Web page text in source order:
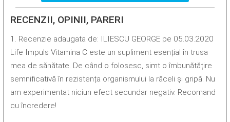
RECENZII, OPINII, PARERI
1. Recenzie adaugata de: ILIESCU GEORGE pe 05.03.2020
Life Impuls Vitamina C este un supliment esențial în trusa
mea de sănătate. De când o folosesc, simt o îmbunătățire
semnificativă în rezistența organismului la răceli și gripă. Nu
am experimentat niciun efect secundar negativ. Recomand
cu încredere!